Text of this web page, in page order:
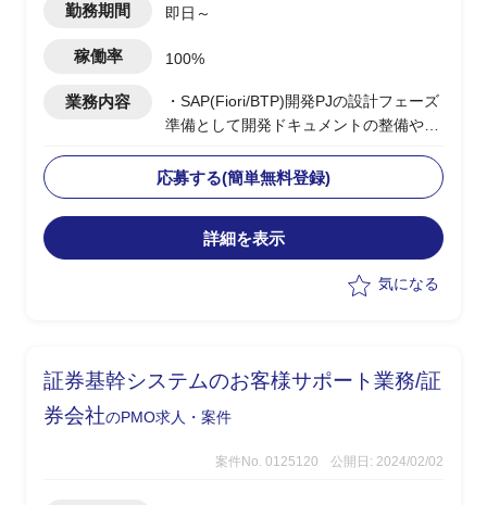
勤務期間 即日～
稼働率 100%
業務内容
・SAP(Fiori/BTP)開発PJの設計フェーズ
準備として開発ドキュメントの整備や開
・要件定義フェーズでは設計フェーズに
向けた準備を担当
・設計・開発フェーズにおいてはニアシ
ョア・オフショア体制での開発管理を担
・課題管理、進捗管理を中心に、開発全
応募する(簡単無料登録)
詳細を表示
気になる
証券基幹システムのお客様サポート業務/証
券会社のPMO求人・案件
案件No. 0125120 公開日: 2024/02/02